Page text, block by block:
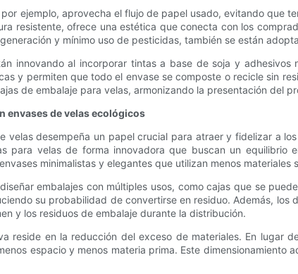
ejemplo, aprovecha el flujo de papel usado, evitando que
resistente, ofrece una estética que conecta con los
y mínimo uso de pesticidas, también se están
innovando al incorporar tintas a base de soja y
y permiten que todo el envase se composte o recicle sin
de embalaje para velas, armonizando la presentación del
envases de velas ecológicos
velas desempeña un papel crucial para atraer y fidelizar a
para velas de forma innovadora que buscan un equilibrio
minimalistas y elegantes que utilizan menos
embalajes con múltiples usos, como cajas que se
su probabilidad de convertirse en residuo. Además,
y los residuos de embalaje durante la distribución.
reside en la reducción del exceso de materiales. En lugar
espacio y menos materia prima. Este